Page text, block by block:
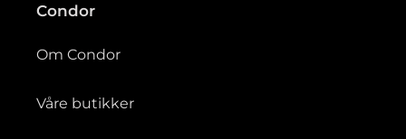
Condor
Om Condor
Våre butikker